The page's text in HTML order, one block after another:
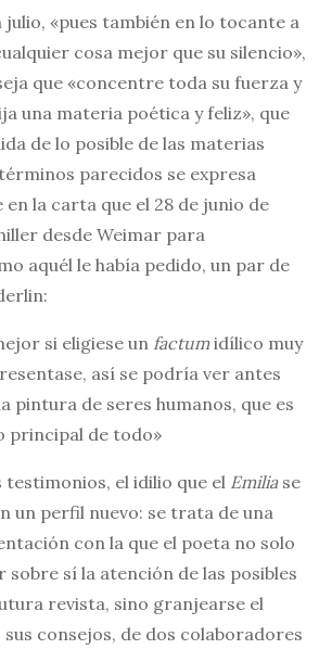
julio, «pues también en lo tocante a
cosa mejor que su silencio»,
que «concentre toda su fuerza y
una materia poética y feliz», que
de lo posible de las materias
parecidos se expresa
en la carta que el 28 de junio de
desde Weimar para
aquél le había pedido, un par de
si eligiese un factumidílico muy
así se podría ver antes
pintura de seres humanos, que es
principal de todo»
testimonios, el idilio que el Emiliase
un perfil nuevo: se trata de una
con la que el poeta no solo
sí la atención de las posibles
revista, sino granjearse el
consejos, de dos colaboradores